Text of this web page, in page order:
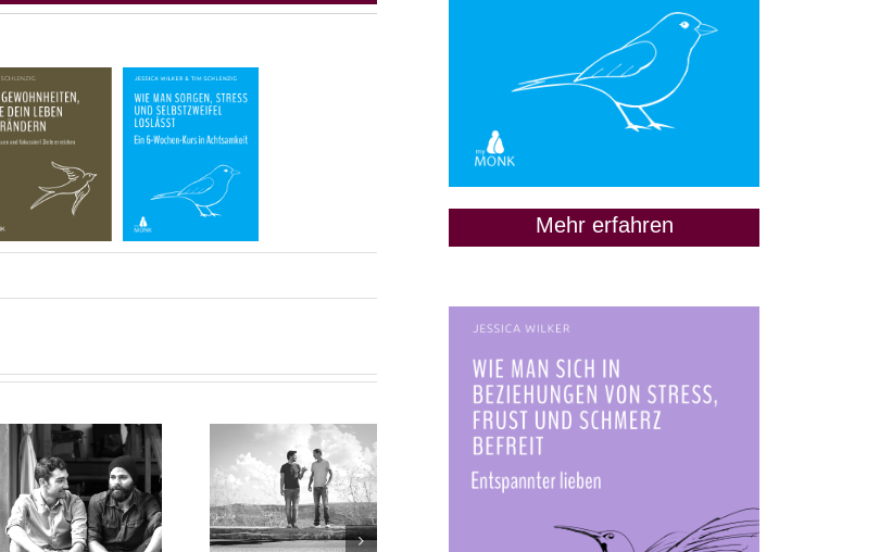
Mehr erfahren